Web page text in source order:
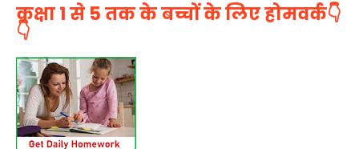
कक्षा 1 से 5 तक के बच्चों के लिए होमवर्क👇
👇